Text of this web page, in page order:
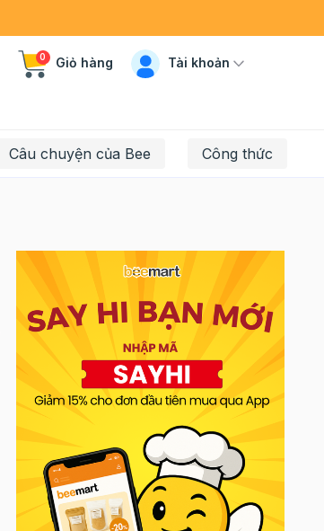
0 Giỏ hàng Tài khoản
Câu chuyện của Bee Công thức